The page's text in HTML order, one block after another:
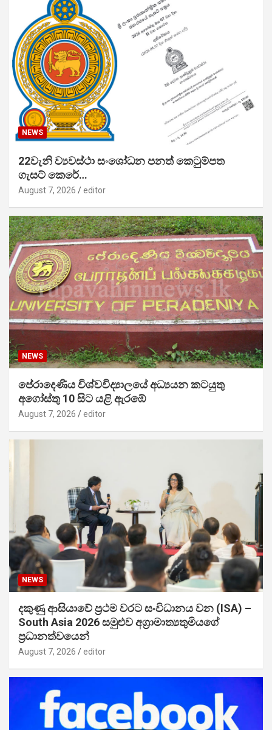
NEWS
22වැනි ව්‍යවස්ථා සංශෝධන පනත් කෙටුම්පත
ගැසට් කෙරේ…
August 7, 2026 editor
NEWS
පේරාදෙණිය විශ්වවිද්‍යාලයේ අධ්‍යයන කටයුතු
අගෝස්තු 10 සිට යළි ඇරඹේ
August 7, 2026 editor
NEWS
දකුණු ආසියාවේ ප්‍රථම වරට සංවිධානය වන (ISA) –
South Asia 2026 සමුළුව අග්‍රාමාත්‍යතුමියගේ
ප්‍රධානත්වයෙන්
August 7, 2026 editor